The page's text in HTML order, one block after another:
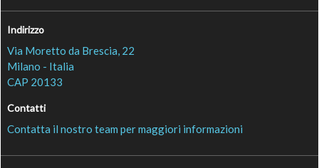
Indirizzo
Via Moretto da Brescia, 22
Milano - Italia
CAP 20133
Contatti
Contatta il nostro team per maggiori informazioni